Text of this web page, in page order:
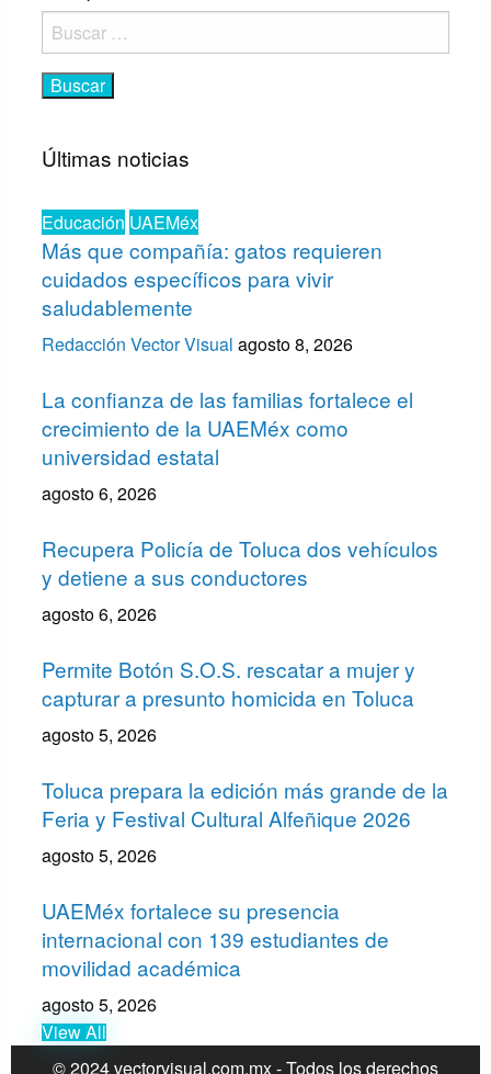
Buscar:
Últimas noticias
Educación UAEMéx
Más que compañía: gatos requieren
cuidados específicos para vivir
saludablemente
Redacción Vector Visual agosto 8, 2026
La confianza de las familias fortalece el
crecimiento de la UAEMéx como
universidad estatal
agosto 6, 2026
Recupera Policía de Toluca dos vehículos
y detiene a sus conductores
agosto 6, 2026
Permite Botón S.O.S. rescatar a mujer y
capturar a presunto homicida en Toluca
agosto 5, 2026
Toluca prepara la edición más grande de la
Feria y Festival Cultural Alfeñique 2026
agosto 5, 2026
UAEMéx fortalece su presencia
internacional con 139 estudiantes de
movilidad académica
agosto 5, 2026
View All
© 2024 vectorvisual.com.mx - Todos los derechos